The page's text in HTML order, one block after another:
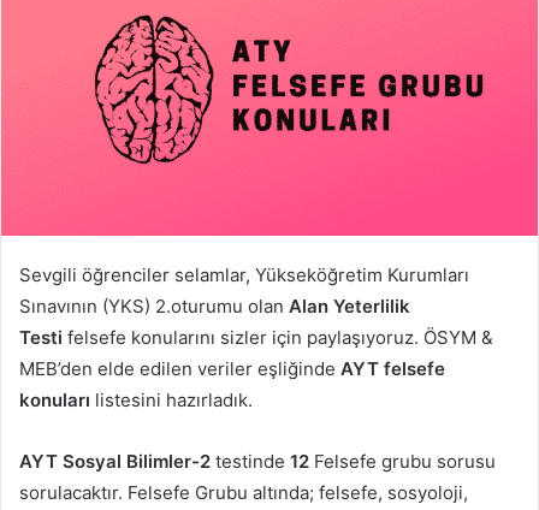
Sevgili öğrenciler selamlar, Yükseköğretim Kurumları
Sınavının (YKS) 2.oturumu olan Alan Yeterlilik
Testi felsefe konularını sizler için paylaşıyoruz. ÖSYM &
MEB’den elde edilen veriler eşliğinde AYT felsefe
konuları listesini hazırladık.
AYT Sosyal Bilimler-2 testinde 12 Felsefe grubu sorusu
sorulacaktır. Felsefe Grubu altında; felsefe, sosyoloji,